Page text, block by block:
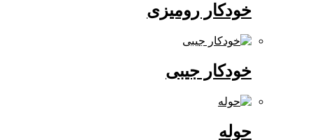
خودکار رومیزی
خودکار جیبی